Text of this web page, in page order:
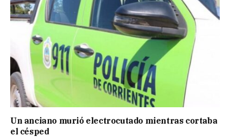
Un anciano murió electrocutado mientras cortaba
el césped